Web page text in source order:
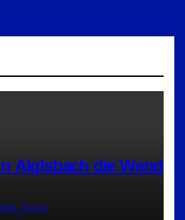
Aiglsbach die Wende